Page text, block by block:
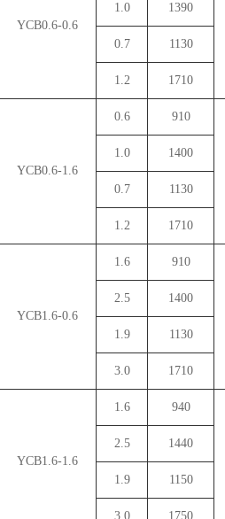
YCB0.6-0.6
1.0 1390
0.7 1130
1.2 1710
YCB0.6-1.6
0.6 910
1.0 1400
0.7 1130
1.2 1710
YCB1.6-0.6
1.6 910
2.5 1400
1.9 1130
3.0 1710
YCB1.6-1.6
1.6 940
2.5 1440
1.9 1150
3.0 1750